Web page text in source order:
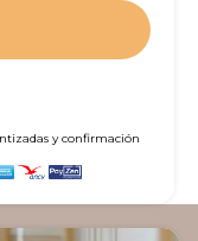
y confirmación